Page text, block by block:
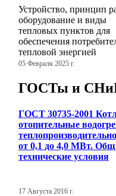
Устройство, принцип
оборудование и виды
тепловых пунктов для
обеспечения
тепловой энергией
05 Февраля 2025 г.
ГОСТы и
ГОСТ 30735-2001
отопительные
от 0,1 до 4,0 МВт.
технические условия
17 Августа 2016 г.